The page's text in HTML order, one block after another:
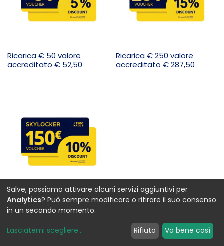
Ricarica € 50 valore
accreditato € 52,50
Ricarica € 250 valore
accreditato € 287,50
Ricarica € 150 valore
accreditato € 165,00
Usiamo cookies per fornire una migliore esperienza
utente su questo sito.
Politica sui cookie
Solo essenziali Accetto
Salve, possiamo attivare alcuni servizi aggiuntivi per
Analytics? Può sempre modificare o ritirare il suo consenso
in un secondo momento.
Lasciatemi scegliere... Rifiuto Va bene così